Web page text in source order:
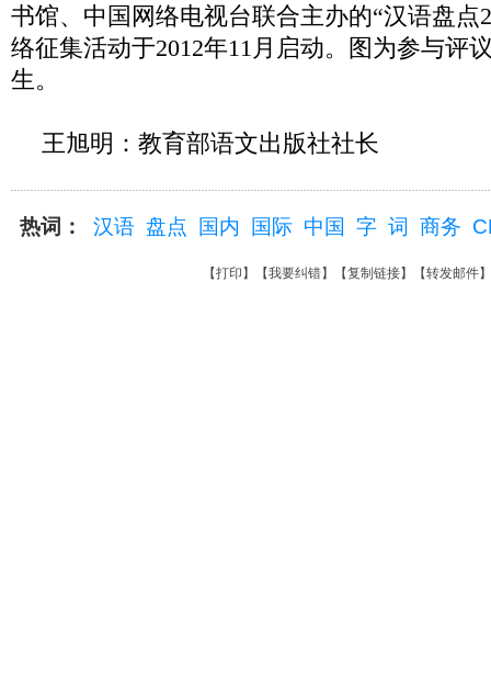
书馆、中国网络电视台联合主办的“汉语盘点
络征集活动于2012年11月启动。图为参与评
生。
王旭明：教育部语文出版社社长
热词： 汉语 盘点 国内 国际 中国 字 词 商务
【打印 】【我要纠错】【复制链接】【转发邮件